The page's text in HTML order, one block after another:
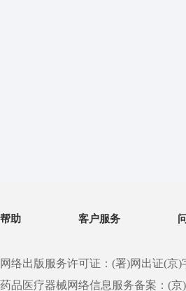
帮助 客户服务
网络出版服务许可证：(署)网出证(京)
药品医疗器械网络信息服务备案：(京